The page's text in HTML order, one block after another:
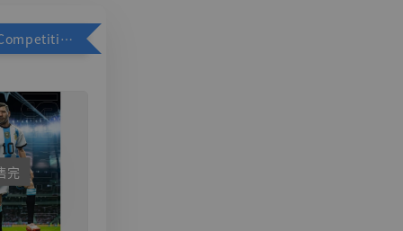
加購優惠【Competitive Toys 梅西 [CM001]】
完